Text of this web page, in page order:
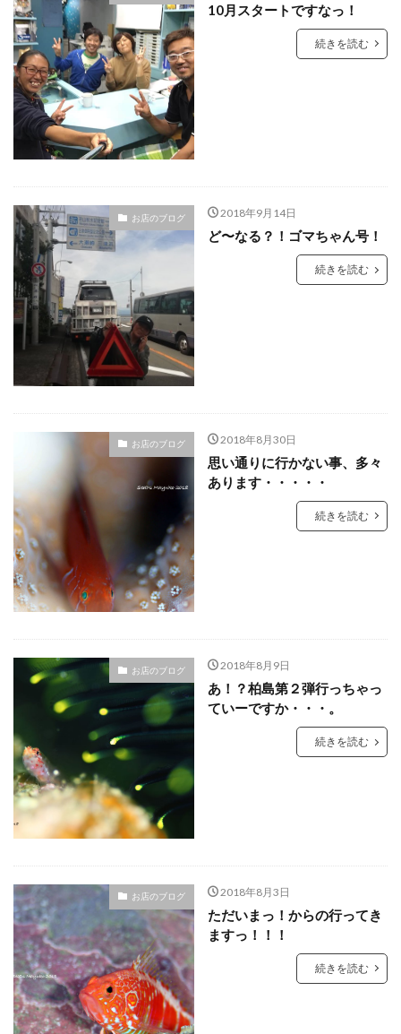
10月スタートですなっ！
続きを読む
お店のブログ 2018年9月14日
ど〜なる？！ゴマちゃん号！
続きを読む
お店のブログ 2018年8月30日
思い通りに行かない事、多々
あります・・・・・
続きを読む
お店のブログ 2018年8月9日
あ！？柏島第２弾行っちゃっ
ていーですか・・・。
続きを読む
お店のブログ 2018年8月3日
ただいまっ！からの行ってき
ますっ！！！
続きを読む